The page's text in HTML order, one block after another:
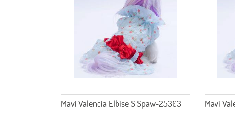
Mavi Valencia Elbise S Spaw-25303 Mavi